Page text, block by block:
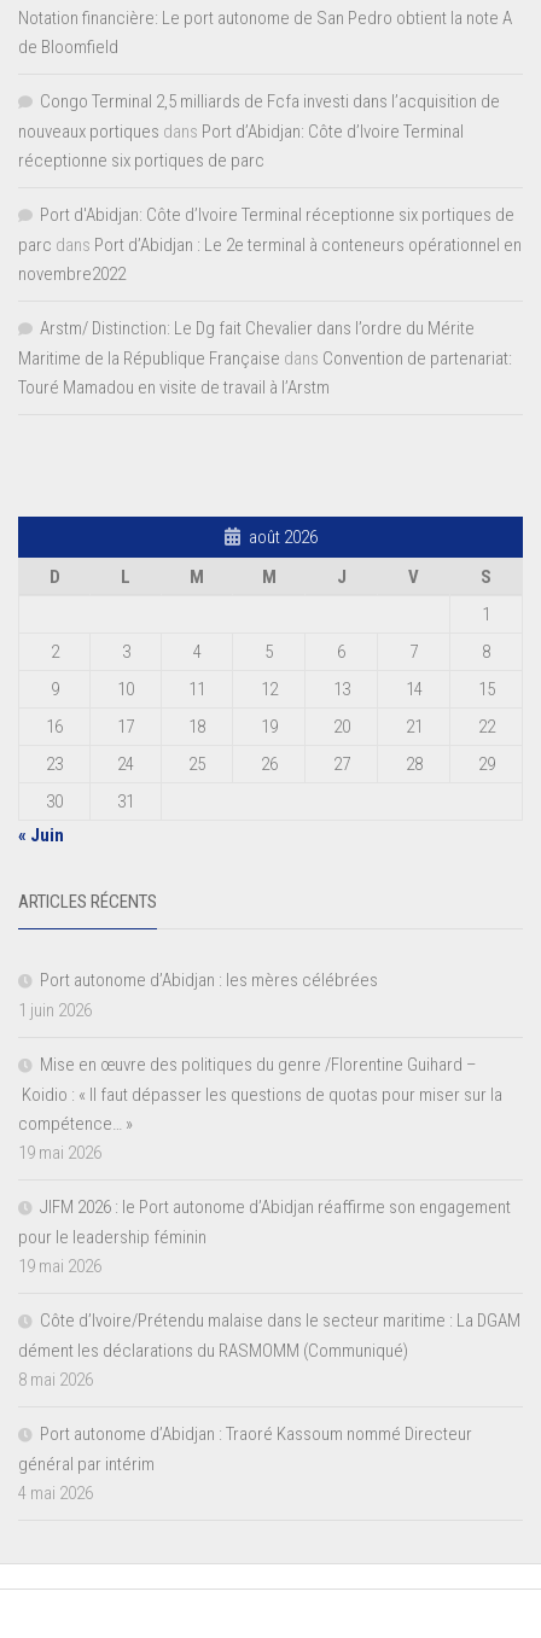
Notation financière: Le port autonome de San Pedro obtient la note A
de Bloomfield
Congo Terminal 2,5 milliards de Fcfa investi dans l’acquisition de
nouveaux portiques dans Port d’Abidjan: Côte d’Ivoire Terminal
réceptionne six portiques de parc
Port d'Abidjan: Côte d’Ivoire Terminal réceptionne six portiques de
parc dans Port d’Abidjan : Le 2e terminal à conteneurs opérationnel en
novembre2022
Arstm/ Distinction: Le Dg fait Chevalier dans l’ordre du Mérite
Maritime de la République Française dans Convention de partenariat:
Touré Mamadou en visite de travail à l’Arstm
août 2026
D
L M M J V
S
1
2
3 4 5 6 7
8
9
10 11 12 13 14
15
16
17 18 19 20 21
22
23
24 25 26 27 28
29
30
31
« Juin
ARTICLES RÉCENTS
Port autonome d’Abidjan : les mères célébrées
1 juin 2026
Mise en œuvre des politiques du genre /Florentine Guihard –
Koidio : « Il faut dépasser les questions de quotas pour miser sur la
compétence… »
19 mai 2026
JIFM 2026 : le Port autonome d’Abidjan réaffirme son engagement
pour le leadership féminin
19 mai 2026
Côte d’Ivoire/Prétendu malaise dans le secteur maritime : La DGAM
dément les déclarations du RASMOMM (Communiqué)
8 mai 2026
Port autonome d’Abidjan : Traoré Kassoum nommé Directeur
général par intérim
4 mai 2026